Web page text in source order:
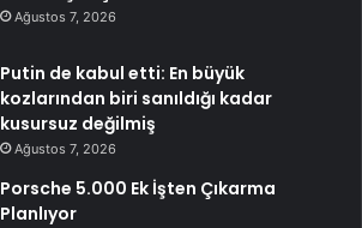
Ağustos 7, 2026
Putin de kabul etti: En büyük
kozlarından biri sanıldığı kadar
kusursuz değilmiş
Ağustos 7, 2026
Porsche 5.000 Ek İşten Çıkarma
Planlıyor